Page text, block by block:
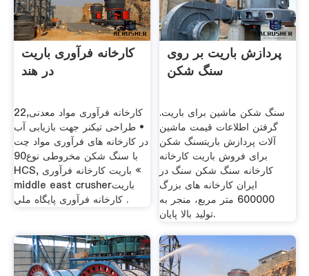
کارخانه فرآوری باریت
در هند
کارخانه فرآوری مواد معدنی,22
• طراحی تیکنر جهت بازیابی آب
در کارخانه های فرآوری مواد چت
با سنگ شکن مخروطی نوع90
HCS, باریت کارخانه فرآوری «
middle east crusherباریت
کارخانه فرآوری پايگاه ملي .
پردازش باریت بر روی
سنگ شکن
سنگ شکن ماشین برای باریت.
گرفتن اطلاعات قیمت ماشین
آلات پردازش باریتسنگ شکن
برای فروش باریت کارخانه
کارخانه سنگ شکن سنگ در
ایران کارخانه های بزرگ
600000 متر مربع، منجر به
تولید بالا پایان.